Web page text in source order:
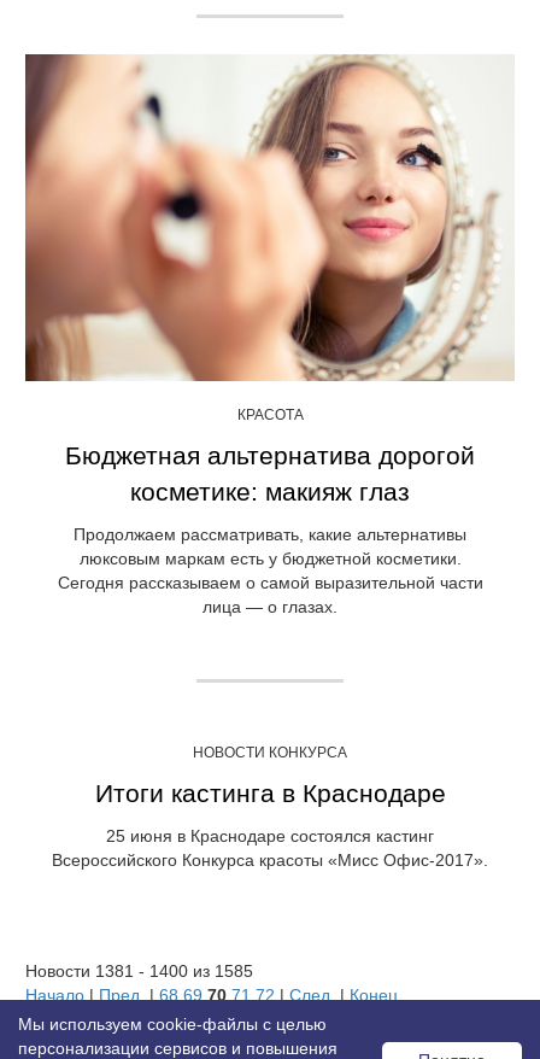
КРАСОТА
Бюджетная альтернатива дорогой
косметике: макияж глаз
Продолжаем рассматривать, какие альтернативы
люксовым маркам есть у бюджетной косметики.
Сегодня рассказываем о самой выразительной части
лица — о глазах.
НОВОСТИ КОНКУРСА
Итоги кастинга в Краснодаре
25 июня в Краснодаре состоялся кастинг
Всероссийского Конкурса красоты «Мисс Офис-2017».
Новости 1381 - 1400 из 1585
Начало | Пред. |68 69 70 71 72 |След. | Конец
Мы используем cookie-файлы с целью
персонализации сервисов и повышения